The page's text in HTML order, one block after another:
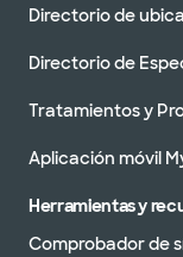
Directorio de
Directorio de
Tratamientos y
Aplicación móvil
Herramientas y
Comprobador de